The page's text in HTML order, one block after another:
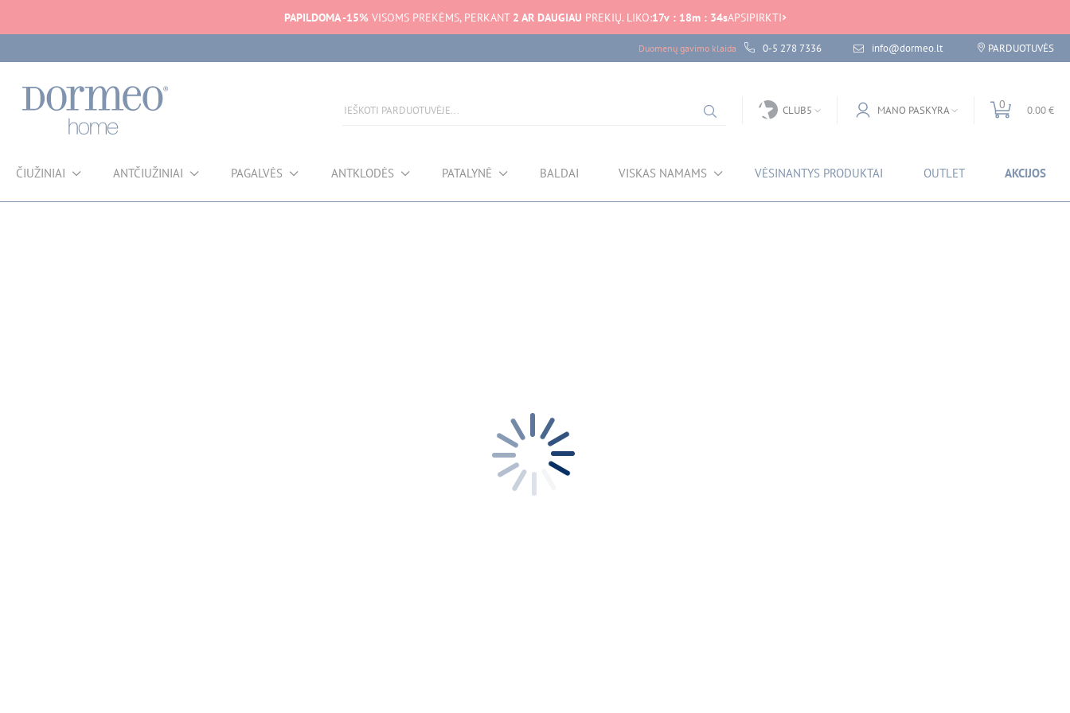
PAPILDOMA -15%VISOMS PREKĖMS, PERKANT 2 AR DAUGIAU PREKIŲ. LIKO:17v : 18m : 34sAPSIPIRKTI
Duomenų gavimo klaida 0-5 278 7336 info@dormeo.lt PARDUOTUVĖS
CLUB5 MANO PASKYRA 0 0.00 €
ČIUŽINIAI ANTČIUŽINIAI PAGALVĖS ANTKLODĖS PATALYNĖ BALDAI VISKAS NAMAMS VĖSINANTYS PRODUKTAI OUTLET AKCIJOS